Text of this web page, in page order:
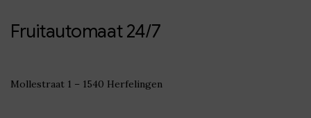
Fruitautomaat 24/7
Mollestraat 1 – 1540 Herfelingen